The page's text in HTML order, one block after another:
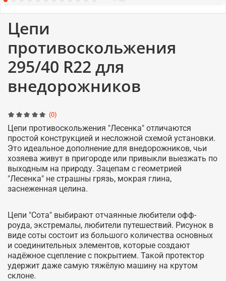
(0)
Цепи
противоскольжения
295/40 R22 для
внедорожников
Цепи противоскольжения "Лесенка" отличаются
простой конструкцией и несложной схемой установки.
Это идеальное дополнение для внедорожников, чьи
хозяева живут в пригороде или привыкли выезжать по
выходным на природу. Зацепам с геометрией
"Лесенка" не страшны грязь, мокрая глина,
заснеженная целина.
Цепи "Сота" выбирают отчаянные любители офф-
роуда, экстремалы, любители путешествий. Рисунок в
виде соты состоит из большого количества основных
и соединительных элементов, которые создают
надёжное сцепление с покрытием. Такой протектор
удержит даже самую тяжёлую машину на крутом
склоне.